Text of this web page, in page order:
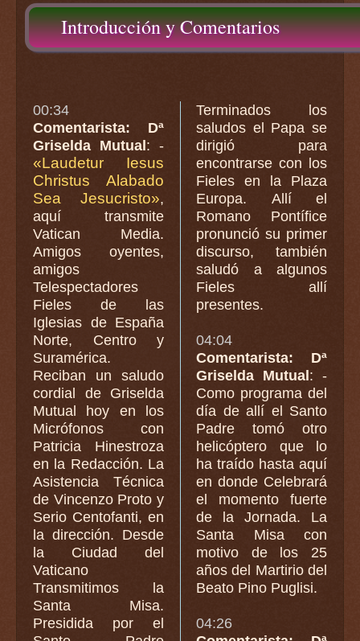
Introducción y Comentarios
00:34
Comentarista: Dª
Griselda Mutual: -
«Laudetur Iesus
Christus Alabado
Sea Jesucristo»,
aquí transmite
Vatican Media.
Amigos oyentes,
amigos
Telespectadores
Fieles de las
Iglesias de España
Norte, Centro y
Suramérica.
Reciban un saludo
cordial de Griselda
Mutual hoy en los
Micrófonos con
Patricia Hinestroza
en la Redacción. La
Asistencia Técnica
de Vincenzo Proto y
Serio Centofanti, en
la dirección. Desde
la Ciudad del
Vaticano
Transmitimos la
Santa Misa.
Presidida por el
Terminados los
saludos el Papa se
dirigió para
encontrarse con los
Fieles en la Plaza
Europa. Allí el
Romano Pontífice
pronunció su primer
discurso, también
saludó a algunos
Fieles allí
presentes.
04:04
Comentarista: Dª
Griselda Mutual: -
Como programa del
día de allí el Santo
Padre tomó otro
helicóptero que lo
ha traído hasta aquí
en donde Celebrará
el momento fuerte
de la Jornada. La
Santa Misa con
motivo de los 25
años del Martirio del
Beato Pino Puglisi.
04:26